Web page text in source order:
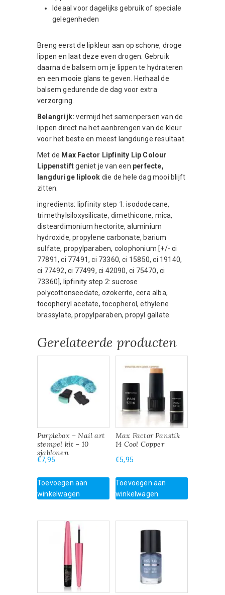
Ideaal voor dagelijks gebruik of speciale
gelegenheden
Breng eerst de lipkleur aan op schone, droge
lippen en laat deze even drogen. Gebruik
daarna de balsem om je lippen te hydrateren
en een mooie glans te geven. Herhaal de
balsem gedurende de dag voor extra
verzorging.
Belangrijk: vermijd het samenpersen van de
lippen direct na het aanbrengen van de kleur
voor het beste en meest langdurige resultaat.
Met de Max Factor Lipfinity Lip Colour
Lippenstiftgeniet je van een perfecte,
langdurige liplook die de hele dag mooi blijft
zitten.
ingredients: lipfinity step 1: isododecane,
trimethylsiloxysilicate, dimethicone, mica,
disteardimonium hectorite, aluminium
hydroxide, propylene carbonate, barium
sulfate, propylparaben, colophonium [+/- ci
77891, ci 77491, ci 73360, ci 15850, ci 19140,
ci 77492, ci 77499, ci 42090, ci 75470, ci
73360], lipfinity step 2: sucrose
polycottonseedate, ozokerite, cera alba,
tocopheryl acetate, tocopherol, ethylene
brassylate, propylparaben, propyl gallate.
Gerelateerde producten
Purplebox – Nail art
stempel kit – 10
sjablonen
€7,95
Toevoegen aan
winkelwagen
Max Factor Panstik
14 Cool Copper
€5,95
Toevoegen aan
winkelwagen